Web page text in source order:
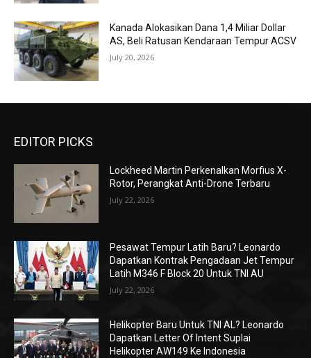
Kanada Alokasikan Dana 1,4 Miliar Dollar
AS, Beli Ratusan Kendaraan Tempur ACSV
July 20, 2026
EDITOR PICKS
Lockheed Martin Perkenalkan Morfius X-
Rotor, Perangkat Anti-Drone Terbaru
July 22, 2026
Pesawat Tempur Latih Baru? Leonardo
Dapatkan Kontrak Pengadaan Jet Tempur
Latih M346 F Block 20 Untuk TNI AU
July 22, 2026
Helikopter Baru Untuk TNI AL? Leonardo
Dapatkan Letter Of Intent Suplai
Helikopter AW149 Ke Indonesia